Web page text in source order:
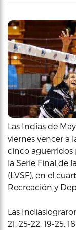
Las Indias de
viernes vencer a
cinco aguerridos
la Serie Final de
(LVSF), en el
Recreación y
Las
21, 25-22, 19-25,